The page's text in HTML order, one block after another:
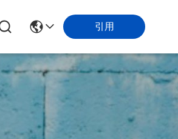
引用